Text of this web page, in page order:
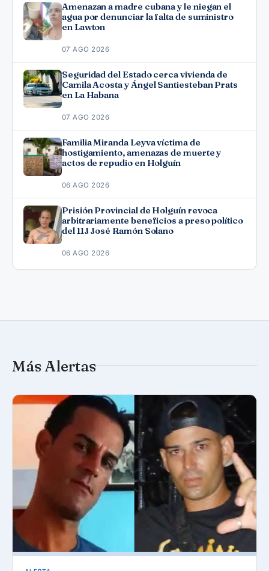
Amenazan a madre cubana y le niegan el
agua por denunciar la falta de suministro
en Lawton
07 AGO 2026
Seguridad del Estado cerca vivienda de
Camila Acosta y Ángel Santiesteban Prats
en La Habana
07 AGO 2026
Familia Miranda Leyva víctima de
hostigamiento, amenazas de muerte y
actos de repudio en Holguín
06 AGO 2026
Prisión Provincial de Holguín revoca
arbitrariamente beneficios a preso político
del 11J José Ramón Solano
06 AGO 2026
Más Alertas